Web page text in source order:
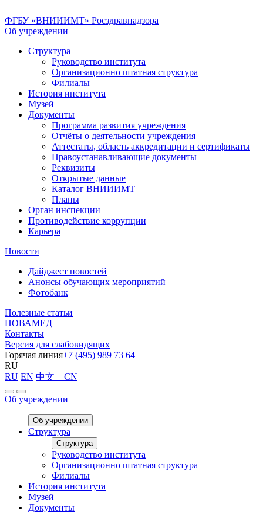
ФГБУ «ВНИИИМТ» Росздравнадзора
Об учреждении
Структура
Руководство института
Организационно штатная структура
Филиалы
История института
Музей
Документы
Программа развития учреждения
Отчёты о деятельности учреждения
Аттестаты, область аккредитации и сертификаты
Правоустанавливающие документы
Реквизиты
Открытые данные
Каталог ВНИИИМТ
Планы
Орган инспекции
Противодействие коррупции
Карьера
Новости
Дайджест новостей
Анонсы обучающих мероприятий
Фотобанк
Полезные статьи
НОВАМЕД
Контакты
Версия для слабовидящих
Горячая линия+7 (495) 989 73 64
RU
RU EN 中文 – CN
Об учреждении
Об учреждении
Структура
Структура
Руководство института
Организационно штатная структура
Филиалы
История института
Музей
Документы